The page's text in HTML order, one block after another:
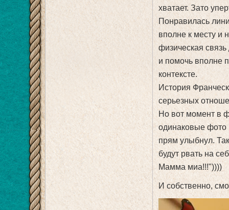
хватает. Зато
Понравилась
вполне к месту и
физическая
и помочь вполне
контексте.
История
серьезных
Но вот момент в
одинаковые фото
прям улыбнул.
будут рвать на
Мамма миа!!!"))))
И собственно,